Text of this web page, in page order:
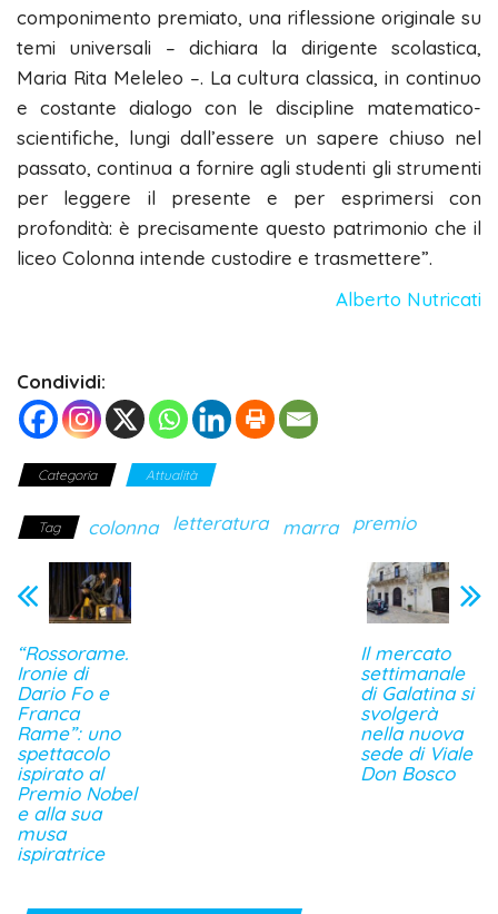
componimento premiato, una riflessione originale su
temi universali – dichiara la dirigente scolastica,
Maria Rita Meleleo –. La cultura classica, in continuo
e costante dialogo con le discipline matematico-
scientifiche, lungi dall’essere un sapere chiuso nel
passato, continua a fornire agli studenti gli strumenti
per leggere il presente e per esprimersi con
profondità: è precisamente questo patrimonio che il
liceo Colonna intende custodire e trasmettere”.
Alberto Nutricati
Condividi:
Categoria Attualità
Tag colonna letteratura marra premio
“Rossorame.
Ironie di
Dario Fo e
Franca
Rame”: uno
spettacolo
ispirato al
Premio Nobel
e alla sua
musa
ispiratrice
Il mercato
settimanale
di Galatina si
svolgerà
nella nuova
sede di Viale
Don Bosco